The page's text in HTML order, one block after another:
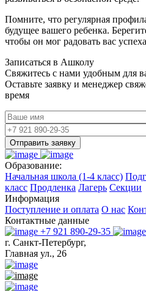
Помните, что регулярная
будущее вашего ребенка.
чтобы он мог радовать вас
Записаться в Ашколу
Свяжитесь с нами удобным для
Оставьте заявку и менеджер
время
Отправить заявку
Образование:
Начальная школа (1-4 класс)
класс Продленка Лагерь Секции
Информация
Поступление и оплата О нас
Контактные данные
+7 921 890-29-35
г. Санкт-Петербург,
Главная ул., 26